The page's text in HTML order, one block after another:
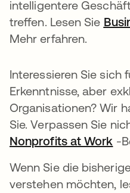
intelligentere
treffen. Lesen Sie
Mehr erfahren.
Interessieren Sie sich
Erkenntnisse, aber
Organisationen? Wir
Sie. Verpassen Sie
Nonprofits at Work -
Wenn Sie die
verstehen möchten,